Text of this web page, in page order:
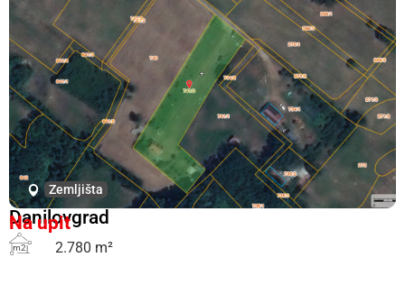
Zemljišta
Danilovgrad
Na upit
m2 2.780 m²